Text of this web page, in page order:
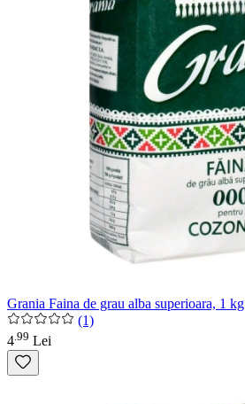
Grania Faina de grau alba superioara, 1 kg
(1)
4 99 Lei